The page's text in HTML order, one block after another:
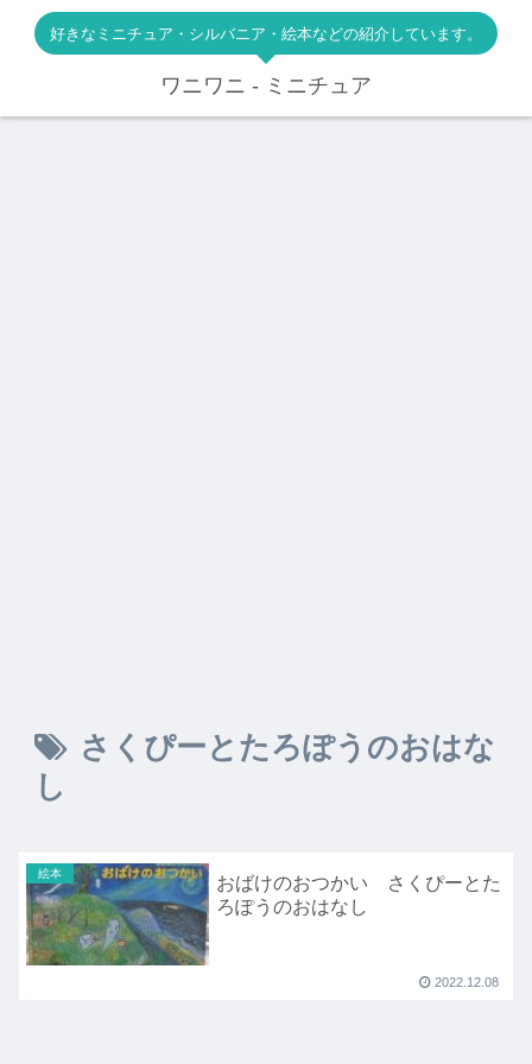
好きなミニチュア・シルバニア・絵本などの紹介しています。
ワニワニ - ミニチュア
さくぴーとたろぽうのおはな
し
絵本
おばけのおつかい さくぴーとた
ろぽうのおはなし
2022.12.08